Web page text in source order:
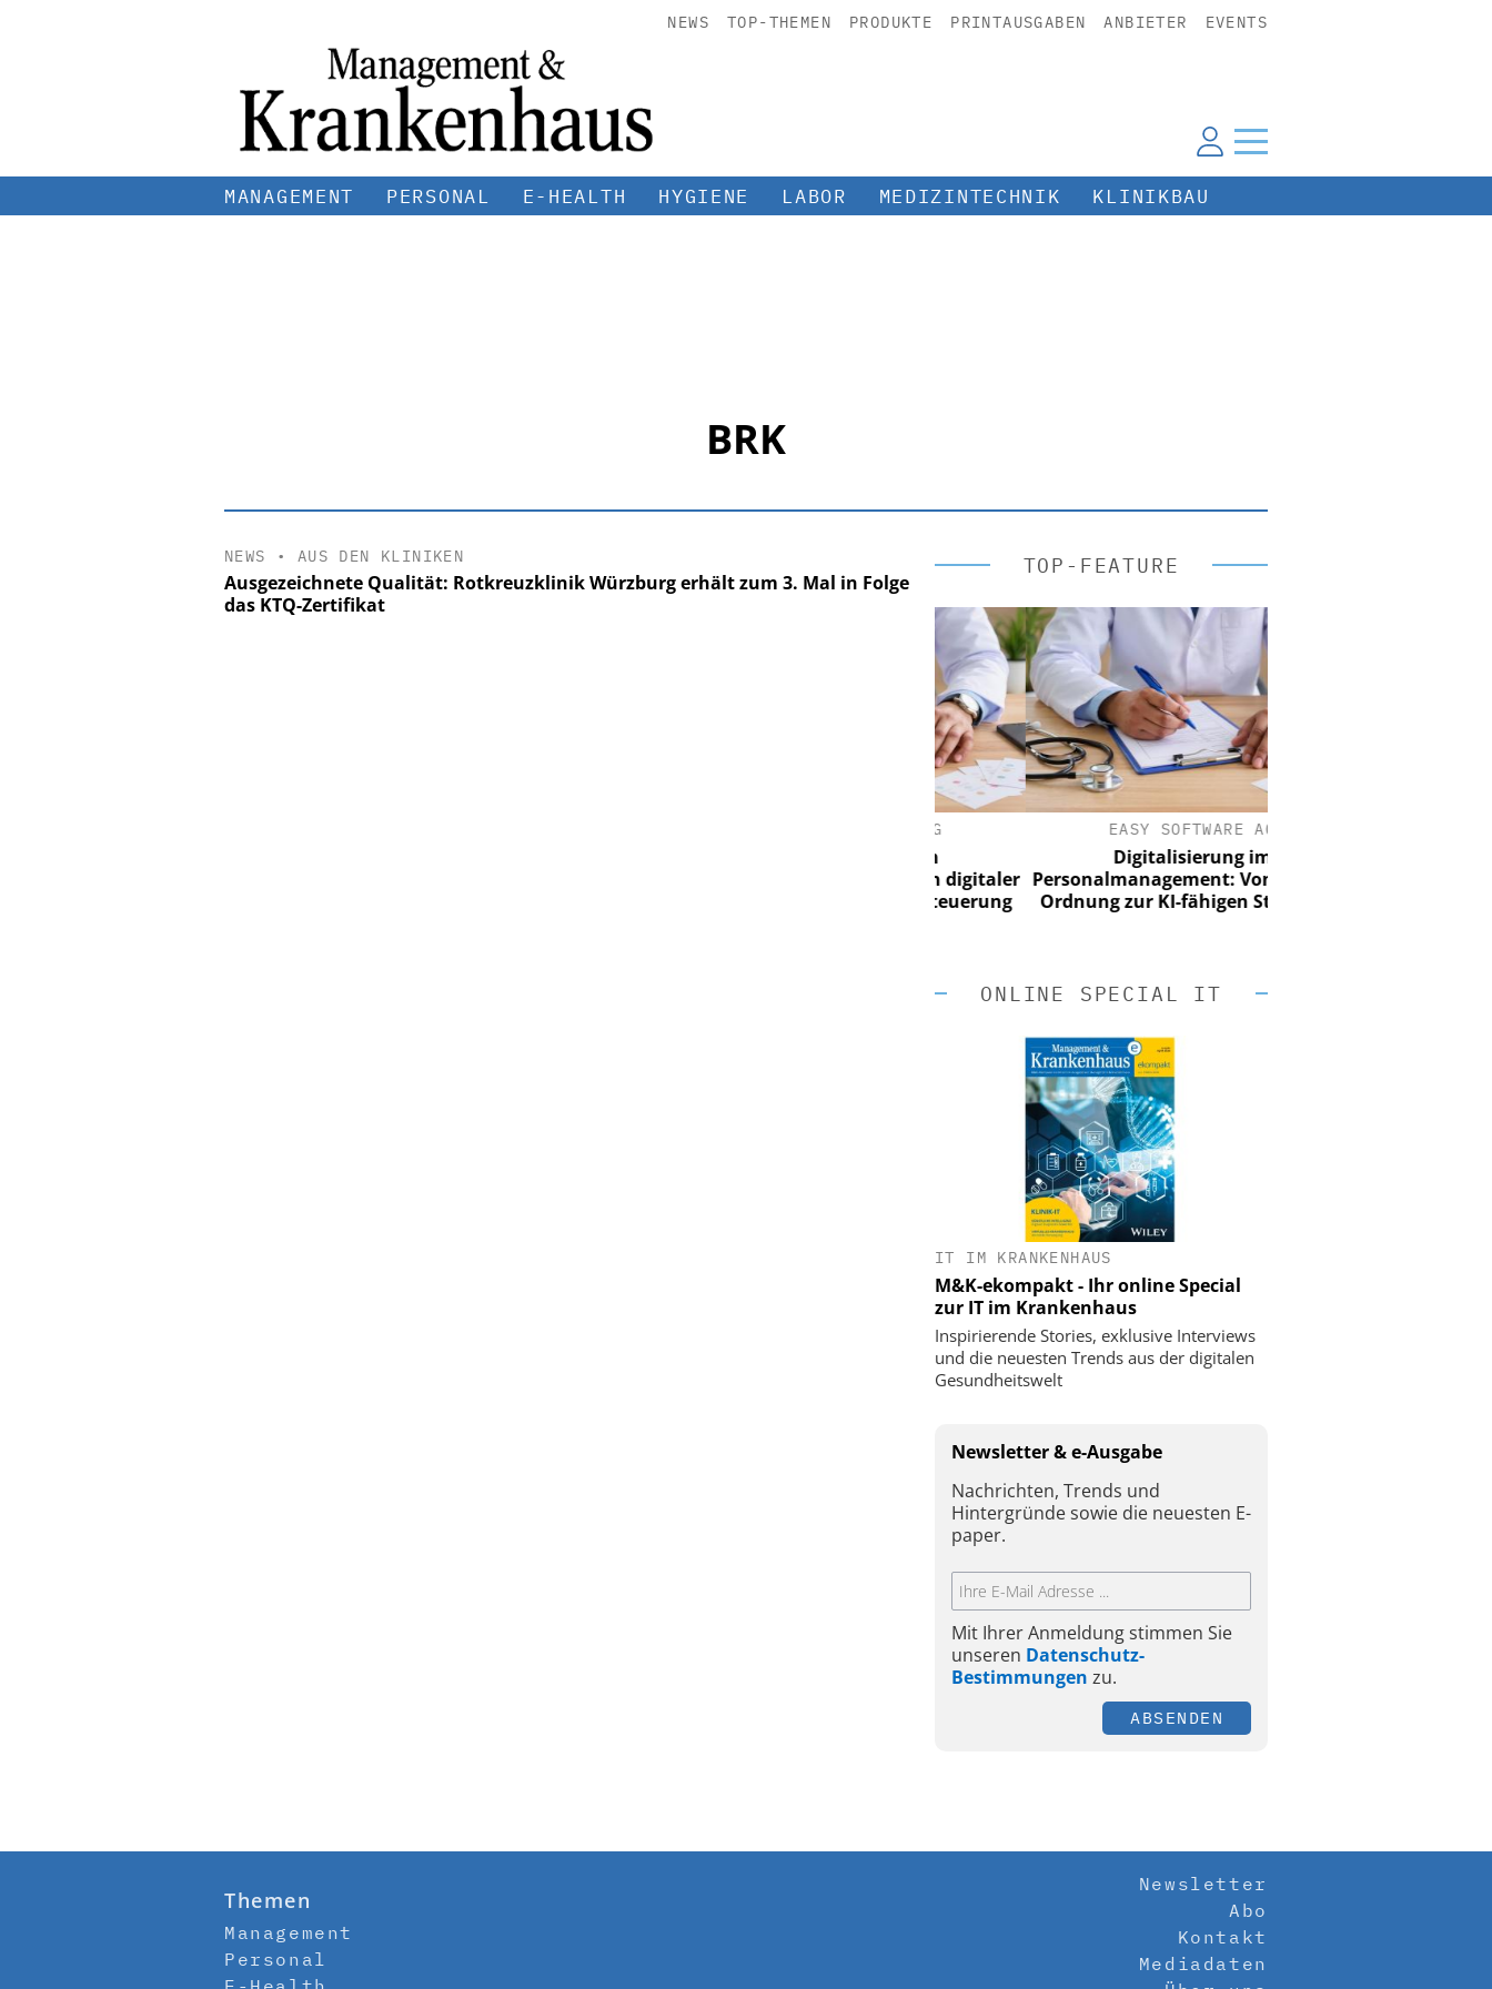
NEWS TOP-THEMEN PRODUKTE PRINTAUSGABEN ANBIETER EVENTS
MANAGEMENT PERSONAL E-HEALTH HYGIENE LABOR MEDIZINTECHNIK KLINIKBAU
BRK
NEWS • AUS DEN KLINIKEN
Ausgezeichnete Qualität: Rotkreuzklinik Würzburg erhält zum 3. Mal in Folge
das KTQ-Zertifikat
TOP-FEATURE
Personalmanagement: Von digitaler
Ordnung zur KI-fähigen Steuerung
EASY SOFTWARE AG
Digitalisierung im
Personalmanagement: Von digitaler
Ordnung zur KI-fähigen Steuerung
ONLINE SPECIAL IT
IT IM KRANKENHAUS
M&K-ekompakt - Ihr online Special
zur IT im Krankenhaus
Inspirierende Stories, exklusive Interviews
und die neuesten Trends aus der digitalen
Gesundheitswelt
Newsletter & e-Ausgabe
Nachrichten, Trends und
Hintergründe sowie die neuesten E-
paper.
Mit Ihrer Anmeldung stimmen Sie
unseren Datenschutz-
Bestimmungen zu.
ABSENDEN
Themen
Management
Personal
Newsletter
Abo
Kontakt
Mediadaten